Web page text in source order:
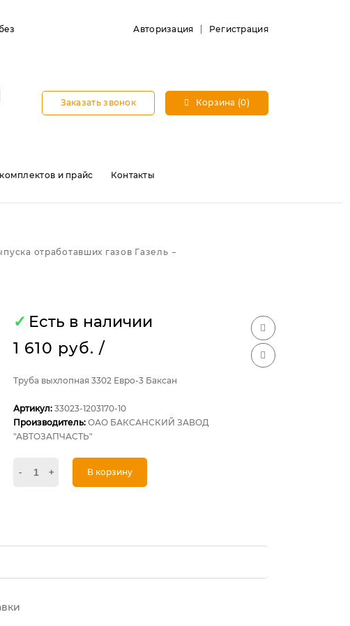
Авторизация Регистрация
Заказать звонок Корзина (0)
и прайс Контакты
отработавших газов Газель
✓ Есть в наличии
1 610 руб. /
Труба выхлопная 3302 Евро-3 Баксан
Артикул:33023-1203170-10
Производитель:ОАО БАКСАНСКИЙ ЗАВОД
"АВТОЗАПЧАСТЬ"
- + В корзину